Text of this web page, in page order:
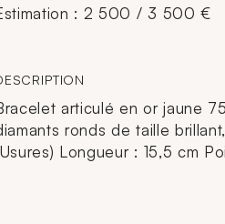
: 2 500 / 3 500 €
articulé en or jaune
ronds de taille
Longueur : 15,5 cm